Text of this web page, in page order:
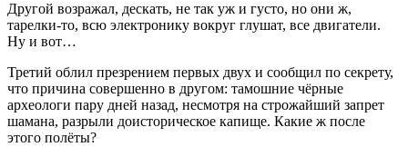
Другой возражал, дескать, не так уж и густо, но они ж,
тарелки-то, всю электронику вокруг глушат, все двигатели.
Ну и вот…
Третий облил презрением первых двух и сообщил по секрету,
что причина совершенно в другом: тамошние чёрные
археологи пару дней назад, несмотря на строжайший запрет
шамана, разрыли доисторическое капище. Какие ж после
этого полёты?